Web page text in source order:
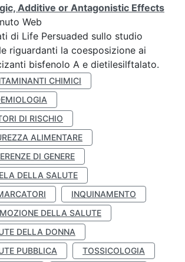
Additive or Antagonistic Effects
Web
di Life Persuaded sullo studio
riguardanti la coesposizione ai
bisfenolo A e dietilesilftalato.
CHIMICI
DI RISCHIO
ALIMENTARE
DI GENERE
DELLA SALUTE
INQUINAMENTO
DELLA SALUTE
DELLA DONNA
PUBBLICA
TOSSICOLOGIA